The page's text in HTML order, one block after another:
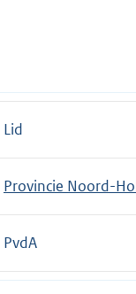
Lid
Provincie Noord-
PvdA